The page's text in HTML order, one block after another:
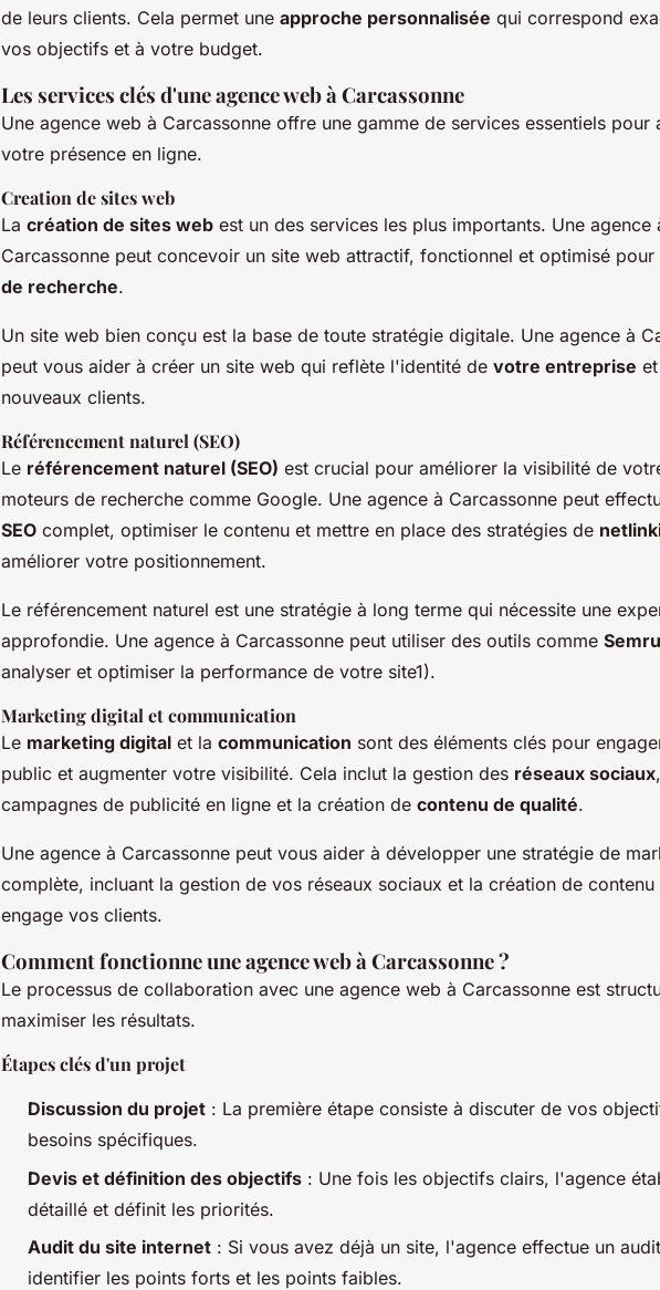
de leurs clients. Cela permet une approche personnalisée qui correspond
vos objectifs et à votre budget.
Les services clés d'une agence web à Carcassonne
Une agence web à Carcassonne offre une gamme de services essentiels pour
votre présence en ligne.
Creation de sites web
La création de sites web est un des services les plus importants. Une agence
Carcassonne peut concevoir un site web attractif, fonctionnel et optimisé pour
de recherche.
Un site web bien conçu est la base de toute stratégie digitale. Une agence à
peut vous aider à créer un site web qui reflète l'identité de votre entreprise
nouveaux clients.
Référencement naturel (SEO)
Le référencement naturel (SEO) est crucial pour améliorer la visibilité de
moteurs de recherche comme Google. Une agence à Carcassonne peut
SEO complet, optimiser le contenu et mettre en place des stratégies de
améliorer votre positionnement.
Le référencement naturel est une stratégie à long terme qui nécessite une
approfondie. Une agence à Carcassonne peut utiliser des outils comme
analyser et optimiser la performance de votre site1).
Marketing digital et communication
Le marketing digital et la communication sont des éléments clés pour
public et augmenter votre visibilité. Cela inclut la gestion des réseaux sociaux
campagnes de publicité en ligne et la création de contenu de qualité.
Une agence à Carcassonne peut vous aider à développer une stratégie de
complète, incluant la gestion de vos réseaux sociaux et la création de
engage vos clients.
Comment fonctionne une agence web à Carcassonne ?
Le processus de collaboration avec une agence web à Carcassonne est
maximiser les résultats.
Étapes clés d'un projet
Discussion du projet : La première étape consiste à discuter de vos
besoins spécifiques.
Devis et définition des objectifs : Une fois les objectifs clairs, l'agence
détaillé et définit les priorités.
Audit du site internet : Si vous avez déjà un site, l'agence effectue un
identifier les points forts et les points faibles.